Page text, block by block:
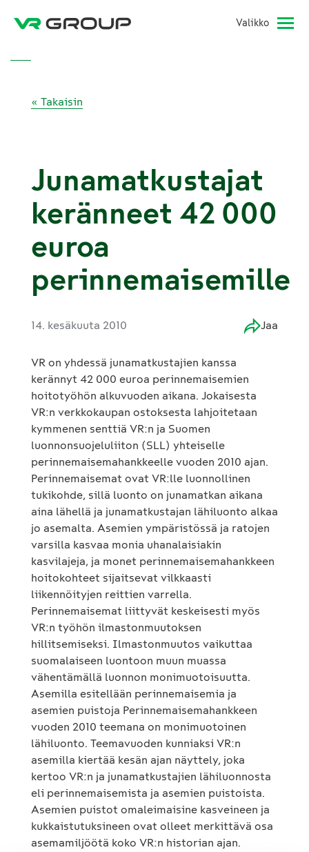
Valikko
« Takaisin
Junamatkustajat
keränneet 42 000
euroa
perinnemaisemille
14. kesäkuuta 2010 Jaa
VR on yhdessä junamatkustajien kanssa
kerännyt 42 000 euroa perinnemaisemien
hoitotyöhön alkuvuoden aikana. Jokaisesta
VR:n verkkokaupan ostoksesta lahjoitetaan
kymmenen senttiä VR:n ja Suomen
luonnonsuojeluliiton (SLL) yhteiselle
perinnemaisemahankkeelle vuoden 2010 ajan.
Perinnemaisemat ovat VR:lle luonnollinen
tukikohde, sillä luonto on junamatkan aikana
aina lähellä ja junamatkustajan lähiluonto alkaa
jo asemalta. Asemien ympäristössä ja ratojen
varsilla kasvaa monia uhanalaisiakin
kasvilajeja, ja monet perinnemaisemahankkeen
hoitokohteet sijaitsevat vilkkaasti
liikennöityjen reittien varrella.
Perinnemaisemat liittyvät keskeisesti myös
VR:n työhön ilmastonmuutoksen
hillitsemiseksi. Ilmastonmuutos vaikuttaa
suomalaiseen luontoon muun muassa
vähentämällä luonnon monimuotoisuutta.
Asemilla esitellään perinnemaisemia ja
asemien puistoja Perinnemaisemahankkeen
vuoden 2010 teemana on monimuotoinen
lähiluonto. Teemavuoden kunniaksi VR:n
asemilla kiertää kesän ajan näyttely, joka
kertoo VR:n ja junamatkustajien lähiluonnosta
eli perinnemaisemista ja asemien puistoista.
Asemien puistot omaleimaisine kasveineen ja
kukkaistutuksineen ovat olleet merkittävä osa
asemamiljöötä koko VR:n historian ajan.